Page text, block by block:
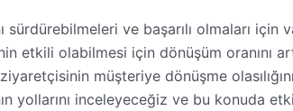
ve başarılı olmaları için
etkili olabilmesi için dönüşüm oranını
müşteriye dönüşme
yollarını inceleyeceğiz ve bu konuda